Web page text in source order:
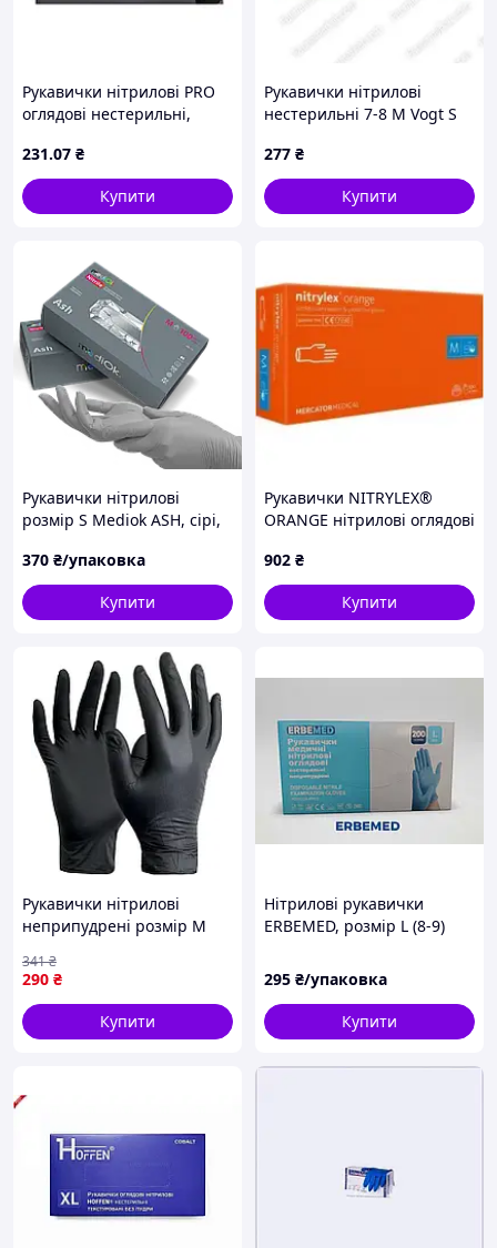
Рукавички нітрилові PRO
оглядові нестерильні,
100шт/уп., L
231.07 ₴
Купити
Рукавички нітрилові
нестерильні 7-8 М Vogt S
277 ₴
Купити
Рукавички нітрилові
розмір S Mediok ASH, сірі,
370 ₴/упаковка
Купити
Рукавички NITRYLEX®
ORANGE нітрилові оглядові
розмір M 50 пар/пач - 2
шт.
902 ₴
Купити
Рукавички нітрилові
неприпудрені розмір M
290 ₴
341₴
Купити
Нітрилові рукавички
ERBEMED, розмір L (8-9)
295 ₴/упаковка
Купити